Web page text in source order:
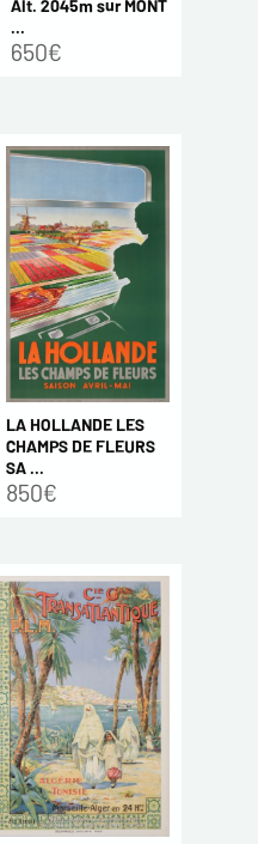
Alt. 2045m sur MONT
...
650€
LA HOLLANDE LES
CHAMPS DE FLEURS
SA ...
850€